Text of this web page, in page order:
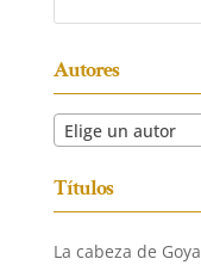
Autores
Elige un autor
Títulos
La cabeza de Goya